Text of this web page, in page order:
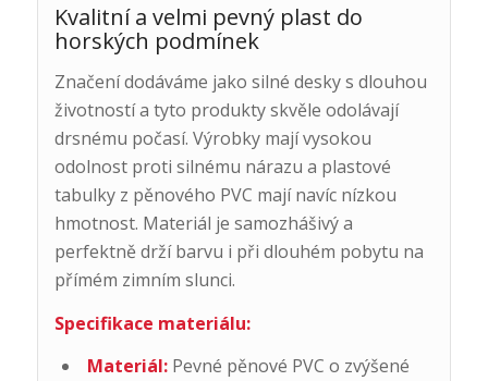
Kvalitní a velmi pevný plast do
horských podmínek
Značení dodáváme jako silné desky s dlouhou
životností a tyto produkty skvěle odolávají
drsnému počasí. Výrobky mají vysokou
odolnost proti silnému nárazu a plastové
tabulky z pěnového PVC mají navíc nízkou
hmotnost. Materiál je samozhášivý a
perfektně drží barvu i při dlouhém pobytu na
přímém zimním slunci.
Specifikace materiálu:
Materiál:Pevné pěnové PVC o zvýšené